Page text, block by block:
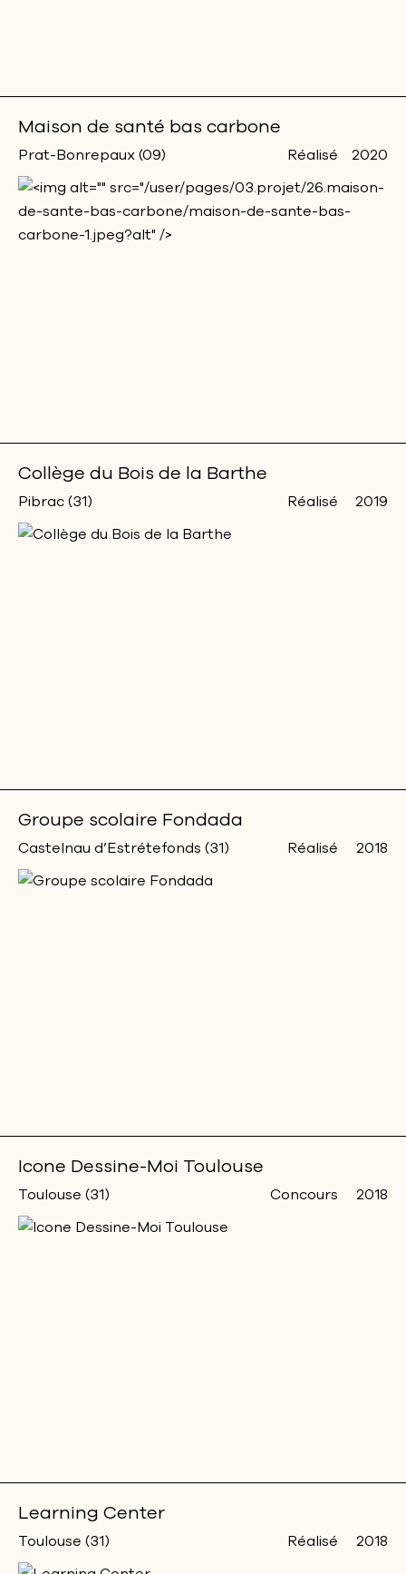
Maison de santé bas carbone
Réalisé
Prat-Bonrepaux (09) 2020
Collège du Bois de la Barthe
Réalisé
Pibrac (31) 2019
Groupe scolaire Fondada
Réalisé
Castelnau d’Estrétefonds (31) 2018
Icone Dessine-Moi Toulouse
Concours
Toulouse (31) 2018
Learning Center
Réalisé
Toulouse (31) 2018